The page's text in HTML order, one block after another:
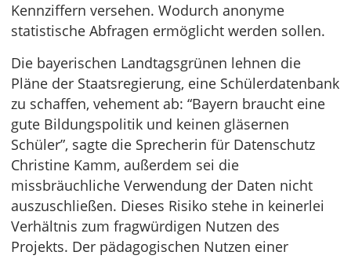
Kennziffern versehen. Wodurch anonyme
statistische Abfragen ermöglicht werden sollen.
Die bayerischen Landtagsgrünen lehnen die
Pläne der Staatsregierung, eine Schülerdatenbank
zu schaffen, vehement ab: “Bayern braucht eine
gute Bildungspolitik und keinen gläsernen
Schüler”, sagte die Sprecherin für Datenschutz
Christine Kamm, außerdem sei die
missbräuchliche Verwendung der Daten nicht
auszuschließen. Dieses Risiko stehe in keinerlei
Verhältnis zum fragwürdigen Nutzen des
Projekts. Der pädagogischen Nutzen einer